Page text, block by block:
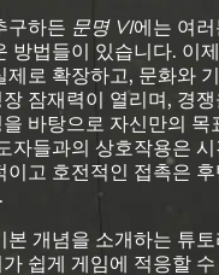
구하든 문명 VI에는 여
방법들이 있습니다. 이
로 확장하고, 문화와
잠재력이 열리며, 경
바탕으로 자신만의 목
자들과의 상호작용은
고 호전적인 접촉은
본 개념을 소개하는 튜
쉽게 게임에 적응할